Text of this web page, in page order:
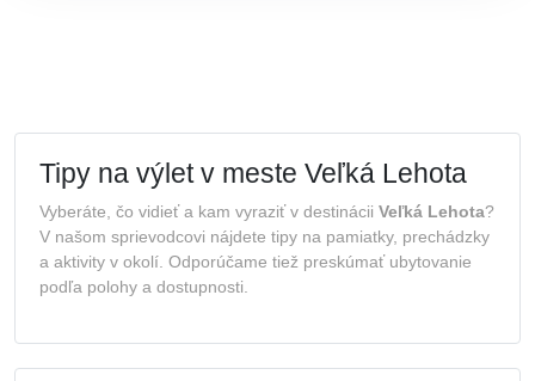
Tipy na výlet v meste Veľká Lehota
Vyberáte, čo vidieť a kam vyraziť v destinácii Veľká Lehota?
V našom sprievodcovi nájdete tipy na pamiatky, prechádzky
a aktivity v okolí. Odporúčame tiež preskúmať ubytovanie
podľa polohy a dostupnosti.